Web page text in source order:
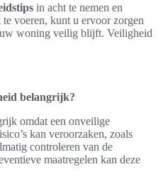
in acht te nemen en
voeren, kunt u ervoor zorgen
woning veilig blijft. Veiligheid
belangrijk?
omdat een onveilige
kan veroorzaken, zoals
controleren van de
maatregelen kan deze